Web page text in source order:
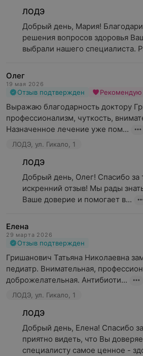
ЛОДЭ
Добрый день, Мария!
решения вопросов здоровья
выбрали нашего специалиста.
Олег
19 мая 2026
Отзыв подтвержден Рекомендую
Выражаю благодарность доктору
профессионализм, чуткость,
Назначенное лечение уже пом...
ЛОДЭ, ул. Гикало, 1
ЛОДЭ
Добрый день, Олег! Спасибо за
искренний отзыв! Мы рады
Ваше доверие и помогает в...
Елена
29 марта 2026
Отзыв подтвержден
Гришанович Татьяна Николаевна
педиатр. Внимательная,
доброжелательная. Антибиоти...
ЛОДЭ, ул. Гикало, 1
ЛОДЭ
Добрый день, Елена! Спасибо
приятно видеть, что Вы
специалисту самое ценное -